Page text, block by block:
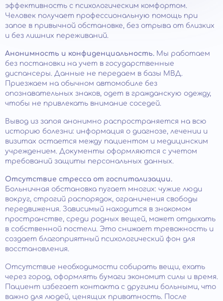
эффективность с психологическим комфортом.
Человек получает профессиональную помощь при
запое в привычной обстановке, без отрыва от близких
и без лишних переживаний.
Анонимность и конфиденциальность. Мы работаем
без постановки на учет в государственные
диспансеры. Данные не передаем в базы МВД.
Приезжаем на обычном автомобиле без
опознавательных знаков, одет в гражданскую одежду,
чтобы не привлекать внимание соседей.
Вывод из запоя анонимно распространяется на всю
историю болезни: информация о диагнозе, лечении и
визитах остается между пациентом и медицинским
учреждением. Документы оформляются с учетом
требований защиты персональных данных.
Отсутствие стресса от госпитализации.
Больничная обстановка пугает многих: чужие люди
вокруг, строгий распорядок, ограничения свободы
передвижения. Зависимый находится в знакомом
пространстве, среди родных вещей, может отдыхать
в собственной постели. Это снижает тревожность и
создает благоприятный психологический фон для
восстановления.
Отсутствие необходимости собирать вещи, ехать
через город, оформлять бумаги экономит силы и время.
Пациент избегает контакта с другими больными, что
важно для людей, ценящих приватность. После